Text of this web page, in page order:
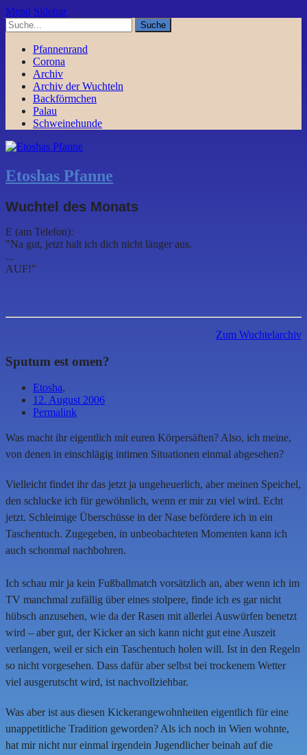
Menü Sidebar
Pfannenrand
Corona
Archiv
Archiv der Wuchteln
Backförmchen
Palau
Schweinehunde
Etoshas Pfanne
Wuchtel des Monats
E (am Telefon):
"Na gut, jetzt halt ich dich nicht länger aus.
...
AUF!"
Zum Wuchtelarchiv
Sputum est omen?
Etosha,
12. August 2006
Permalink
Was macht ihr eigentlich mit euren Körpersäften? Also, ich meine,
von denen in einschlägig intimen Situationen einmal abgesehen?
Vielleicht findet ihr das jetzt ja ungeheuerlich, aber meinen Speichel,
den schlucke ich für gewöhnlich, wenn er mir zu viel wird. Echt
jetzt. Schleimige Überschüsse in der Nase befördere ich in ein
Taschentuch. Zugegeben, in unbeobachteten Momenten kann ich
auch schonmal nachbohren.
Ich schau mir ja kein Fußballmatch vorsätzlich an, aber wenn ich im
TV manchmal zufällig über eines stolpere, finde ich es gar nicht
hübsch anzusehen, wie da der Rasen mit allerlei Auswürfen benetzt
wird – aber gut, der Kicker an sich kann nicht gut eine Auszeit
verlangen, weil er sich ein Taschentuch holen will. Ist in den Regeln
so nicht vorgesehen. Dass dafür aber selbst bei trockenem Wetter
viel ausgerutscht wird, ist nachvollziehbar.
Was aber ist aus diesen Kickerangewohnheiten eigentlich für eine
unappetitliche Tradition geworden? Als ich noch in Wien wohnte,
hat mir nicht nur einmal irgendein Jugendlicher beinah auf die